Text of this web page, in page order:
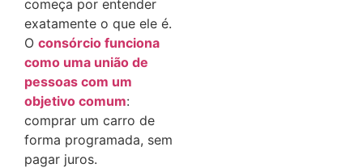
começa por entender
exatamente o que ele é.
O consórcio funciona
como uma união de
pessoas com um
objetivo comum:
comprar um carro de
forma programada, sem
pagar juros.